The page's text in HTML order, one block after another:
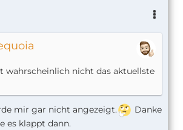
wahrscheinlich nicht das aktuellste
mir gar nicht angezeigt.
Danke
es klappt dann.